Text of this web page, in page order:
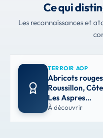
Ce qui
Les reconnaissances et
TERROIR AOP
Abricots
Roussillon,
Les Aspres…
À découvrir